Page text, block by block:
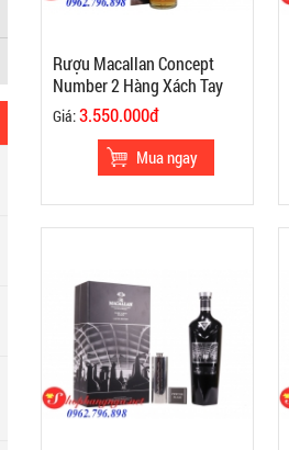
Rượu Macallan Concept
Number 2 Hàng Xách Tay
Duty Free
Giá:3.550.000đ